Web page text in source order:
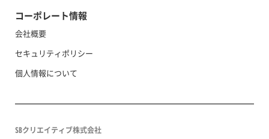
コーポレート情報
会社概要
セキュリティポリシー
個人情報について
SBクリエイティブ株式会社